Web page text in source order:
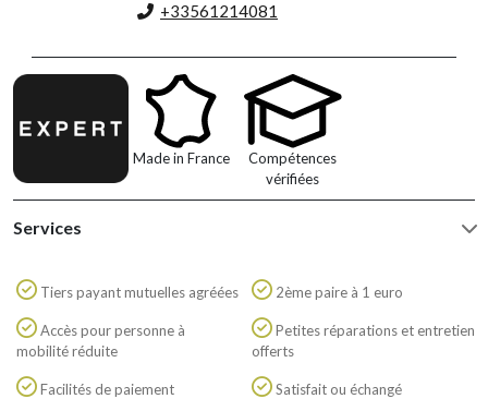
+33561214081
Made in France
Compétences
vérifiées
Services
Tiers payant mutuelles agréées
Accès pour personne à
mobilité réduite
Facilités de paiement
2ème paire à 1 euro
Petites réparations et entretien
offerts
Satisfait ou échangé